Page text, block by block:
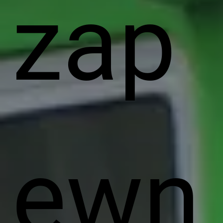
zap
ewn